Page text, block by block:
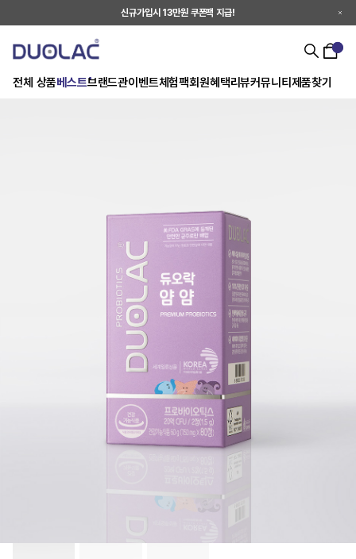
신규가입시 13만원 쿠폰팩 지급!
전체 상품베스트브랜드관이벤트체험팩회원혜택리뷰커뮤니티 제품찾기